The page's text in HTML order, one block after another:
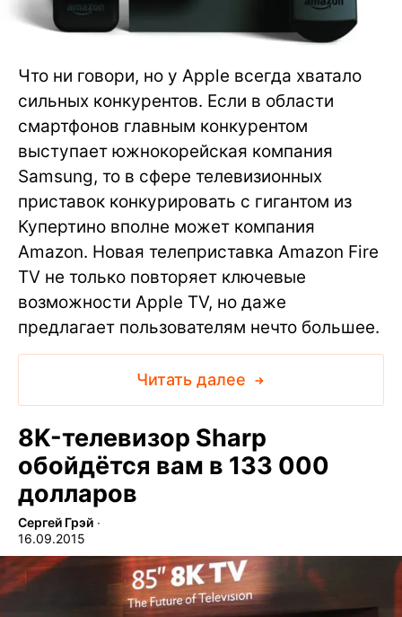
Что ни говори, но у Apple всегда хватало
сильных конкурентов. Если в области
смартфонов главным конкурентом
выступает южнокорейская компания
Samsung, то в сфере телевизионных
приставок конкурировать с гигантом из
Купертино вполне может компания
Amazon. Новая телеприставка Amazon Fire
TV не только повторяет ключевые
возможности Apple TV, но даже
предлагает пользователям нечто большее.
Читать далее
8K-телевизор Sharp
обойдётся вам в 133 000
долларов
Сергей Грэй ∙
16.09.2015